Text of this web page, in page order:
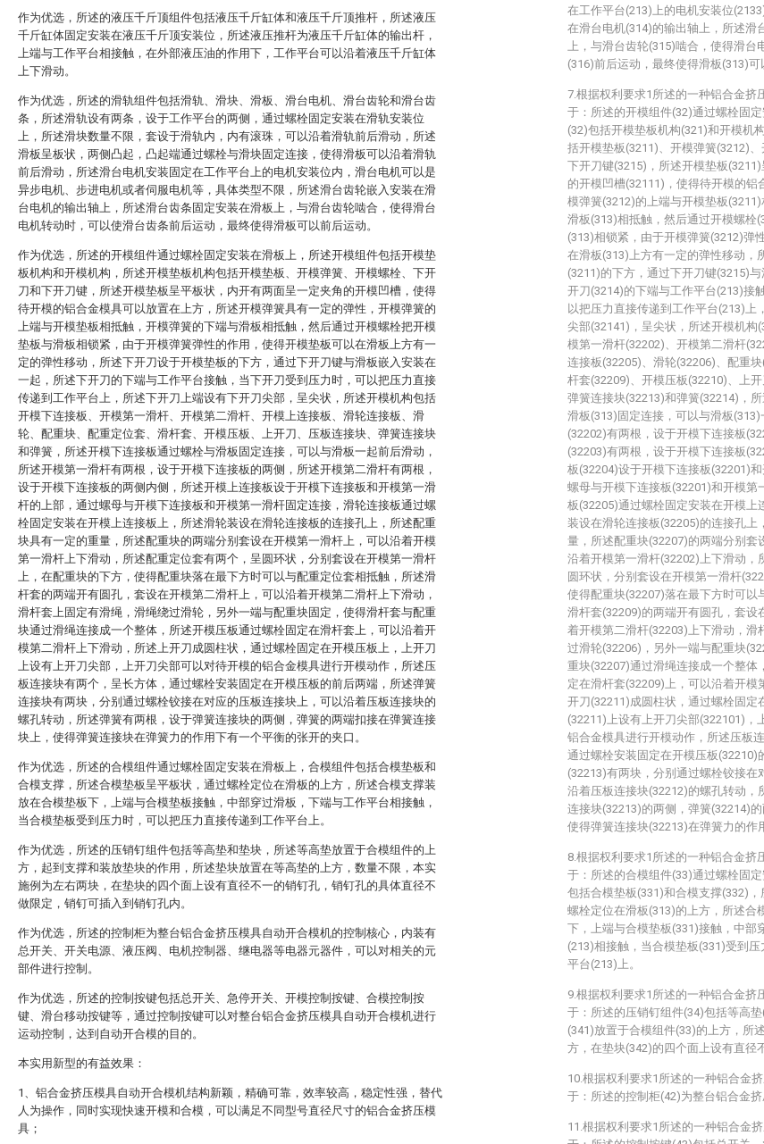
作为优选，所述的液压千斤顶组件包括液压千斤缸体和液压千斤顶推杆，所述液压
千斤缸体固定安装在液压千斤顶安装位，所述液压推杆为液压千斤缸体的输出杆，
上端与工作平台相接触，在外部液压油的作用下，工作平台可以沿着液压千斤缸体
上下滑动。
作为优选，所述的滑轨组件包括滑轨、滑块、滑板、滑台电机、滑台齿轮和滑台齿
条，所述滑轨设有两条，设于工作平台的两侧，通过螺栓固定安装在滑轨安装位
上，所述滑块数量不限，套设于滑轨内，内有滚珠，可以沿着滑轨前后滑动，所述
滑板呈板状，两侧凸起，凸起端通过螺栓与滑块固定连接，使得滑板可以沿着滑轨
前后滑动，所述滑台电机安装固定在工作平台上的电机安装位内，滑台电机可以是
异步电机、步进电机或者伺服电机等，具体类型不限，所述滑台齿轮嵌入安装在滑
台电机的输出轴上，所述滑台齿条固定安装在滑板上，与滑台齿轮啮合，使得滑台
电机转动时，可以使滑台齿条前后运动，最终使得滑板可以前后运动。
作为优选，所述的开模组件通过螺栓固定安装在滑板上，所述开模组件包括开模垫
板机构和开模机构，所述开模垫板机构包括开模垫板、开模弹簧、开模螺栓、下开
刀和下开刀键，所述开模垫板呈平板状，内开有两面呈一定夹角的开模凹槽，使得
待开模的铝合金模具可以放置在上方，所述开模弹簧具有一定的弹性，开模弹簧的
上端与开模垫板相抵触，开模弹簧的下端与滑板相抵触，然后通过开模螺栓把开模
垫板与滑板相锁紧，由于开模弹簧弹性的作用，使得开模垫板可以在滑板上方有一
定的弹性移动，所述下开刀设于开模垫板的下方，通过下开刀键与滑板嵌入安装在
一起，所述下开刀的下端与工作平台接触，当下开刀受到压力时，可以把压力直接
传递到工作平台上，所述下开刀上端设有下开刀尖部，呈尖状，所述开模机构包括
开模下连接板、开模第一滑杆、开模第二滑杆、开模上连接板、滑轮连接板、滑
轮、配重块、配重定位套、滑杆套、开模压板、上开刀、压板连接块、弹簧连接块
和弹簧，所述开模下连接板通过螺栓与滑板固定连接，可以与滑板一起前后滑动，
所述开模第一滑杆有两根，设于开模下连接板的两侧，所述开模第二滑杆有两根，
设于开模下连接板的两侧内侧，所述开模上连接板设于开模下连接板和开模第一滑
杆的上部，通过螺母与开模下连接板和开模第一滑杆固定连接，滑轮连接板通过螺
栓固定安装在开模上连接板上，所述滑轮装设在滑轮连接板的连接孔上，所述配重
块具有一定的重量，所述配重块的两端分别套设在开模第一滑杆上，可以沿着开模
第一滑杆上下滑动，所述配重定位套有两个，呈圆环状，分别套设在开模第一滑杆
上，在配重块的下方，使得配重块落在最下方时可以与配重定位套相抵触，所述滑
杆套的两端开有圆孔，套设在开模第二滑杆上，可以沿着开模第二滑杆上下滑动，
滑杆套上固定有滑绳，滑绳绕过滑轮，另外一端与配重块固定，使得滑杆套与配重
块通过滑绳连接成一个整体，所述开模压板通过螺栓固定在滑杆套上，可以沿着开
模第二滑杆上下滑动，所述上开刀成圆柱状，通过螺栓固定在开模压板上，上开刀
上设有上开刀尖部，上开刀尖部可以对待开模的铝合金模具进行开模动作，所述压
板连接块有两个，呈长方体，通过螺栓安装固定在开模压板的前后两端，所述弹簧
连接块有两块，分别通过螺栓铰接在对应的压板连接块上，可以沿着压板连接块的
螺孔转动，所述弹簧有两根，设于弹簧连接块的两侧，弹簧的两端扣接在弹簧连接
块上，使得弹簧连接块在弹簧力的作用下有一个平衡的张开的夹口。
作为优选，所述的合模组件通过螺栓固定安装在滑板上，合模组件包括合模垫板和
合模支撑，所述合模垫板呈平板状，通过螺栓定位在滑板的上方，所述合模支撑装
放在合模垫板下，上端与合模垫板接触，中部穿过滑板，下端与工作平台相接触，
当合模垫板受到压力时，可以把压力直接传递到工作平台上。
作为优选，所述的压销钉组件包括等高垫和垫块，所述等高垫放置于合模组件的上
方，起到支撑和装放垫块的作用，所述垫块放置在等高垫的上方，数量不限，本实
施例为左右两块，在垫块的四个面上设有直径不一的销钉孔，销钉孔的具体直径不
做限定，销钉可插入到销钉孔内。
作为优选，所述的控制柜为整台铝合金挤压模具自动开合模机的控制核心，内装有
总开关、开关电源、液压阀、电机控制器、继电器等电器元器件，可以对相关的元
部件进行控制。
作为优选，所述的控制按键包括总开关、急停开关、开模控制按键、合模控制按
键、滑台移动按键等，通过控制按键可以对整台铝合金挤压模具自动开合模机进行
运动控制，达到自动开合模的目的。
本实用新型的有益效果：
1、铝合金挤压模具自动开合模机结构新颖，精确可靠，效率较高，稳定性强，替代
人为操作，同时实现快速开模和合模，可以满足不同型号直径尺寸的铝合金挤压模
具；
在工作平台(213)上的电机安装位
在滑台电机(314)的输出轴上，所述滑
上，与滑台齿轮(315)啮合，使得滑台
(316)前后运动，最终使得滑板(313)可
7.根据权利要求1所述的一种铝合金挤
于：所述的开模组件(32)通过螺栓固
(32)包括开模垫板机构(321)和开模机
括开模垫板(3211)、开模弹簧(3212)
下开刀键(3215)，所述开模垫板
的开模凹槽(32111)，使得待开模的
模弹簧(3212)的上端与开模垫板
滑板(313)相抵触，然后通过开模螺栓
(313)相锁紧，由于开模弹簧(3212)弹
在滑板(313)上方有一定的弹性移动，
(3211)的下方，通过下开刀键(3215)
开刀(3214)的下端与工作平台(213)接
以把压力直接传递到工作平台(213)上
尖部(32141)，呈尖状，所述开模机
模第一滑杆(32202)、开模第二滑杆
连接板(32205)、滑轮(32206)、配重
杆套(32209)、开模压板(32210)、上
弹簧连接块(32213)和弹簧(32214)，
滑板(313)固定连接，可以与滑板
(32202)有两根，设于开模下连接板
(32203)有两根，设于开模下连接板
板(32204)设于开模下连接板(32201)
螺母与开模下连接板(32201)和开模第
板(32205)通过螺栓固定安装在开模上
装设在滑轮连接板(32205)的连接孔上
量，所述配重块(32207)的两端分别套
沿着开模第一滑杆(32202)上下滑动，
圆环状，分别套设在开模第一滑杆
使得配重块(32207)落在最下方时可以
滑杆套(32209)的两端开有圆孔，套设
着开模第二滑杆(32203)上下滑动，滑
过滑轮(32206)，另外一端与配重块
重块(32207)通过滑绳连接成一个整体
定在滑杆套(32209)上，可以沿着开模
开刀(32211)成圆柱状，通过螺栓固定
(32211)上设有上开刀尖部(322101)，
铝合金模具进行开模动作，所述压板
通过螺栓安装固定在开模压板(32210)
(32213)有两块，分别通过螺栓铰接在
沿着压板连接块(32212)的螺孔转动，
连接块(32213)的两侧，弹簧(32214)
使得弹簧连接块(32213)在弹簧力的作
8.根据权利要求1所述的一种铝合金挤
于：所述的合模组件(33)通过螺栓固
包括合模垫板(331)和合模支撑(332)
螺栓定位在滑板(313)的上方，所述合
下，上端与合模垫板(331)接触，中部
(213)相接触，当合模垫板(331)受到
平台(213)上。
9.根据权利要求1所述的一种铝合金挤
于：所述的压销钉组件(34)包括等高
(341)放置于合模组件(33)的上方，所
方，在垫块(342)的四个面上设有直径
10.根据权利要求1所述的一种铝合金
于：所述的控制柜(42)为整台铝合金
11.根据权利要求1所述的一种铝合金